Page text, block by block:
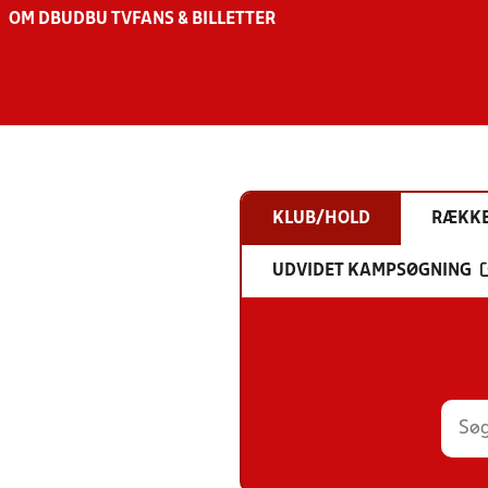
OM DBU DBU TV FANS & BILLETTER
KLUB/HOLD
UDVIDET KAMPSØGNING